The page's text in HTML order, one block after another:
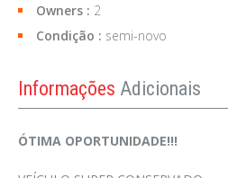
Owners : 2
Condição : semi-novo
Informações Adicionais
ÓTIMA OPORTUNIDADE!!!